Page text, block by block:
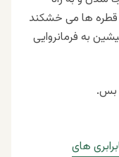
قطره ها می خشکند
به فرمانروایی
بس.
های